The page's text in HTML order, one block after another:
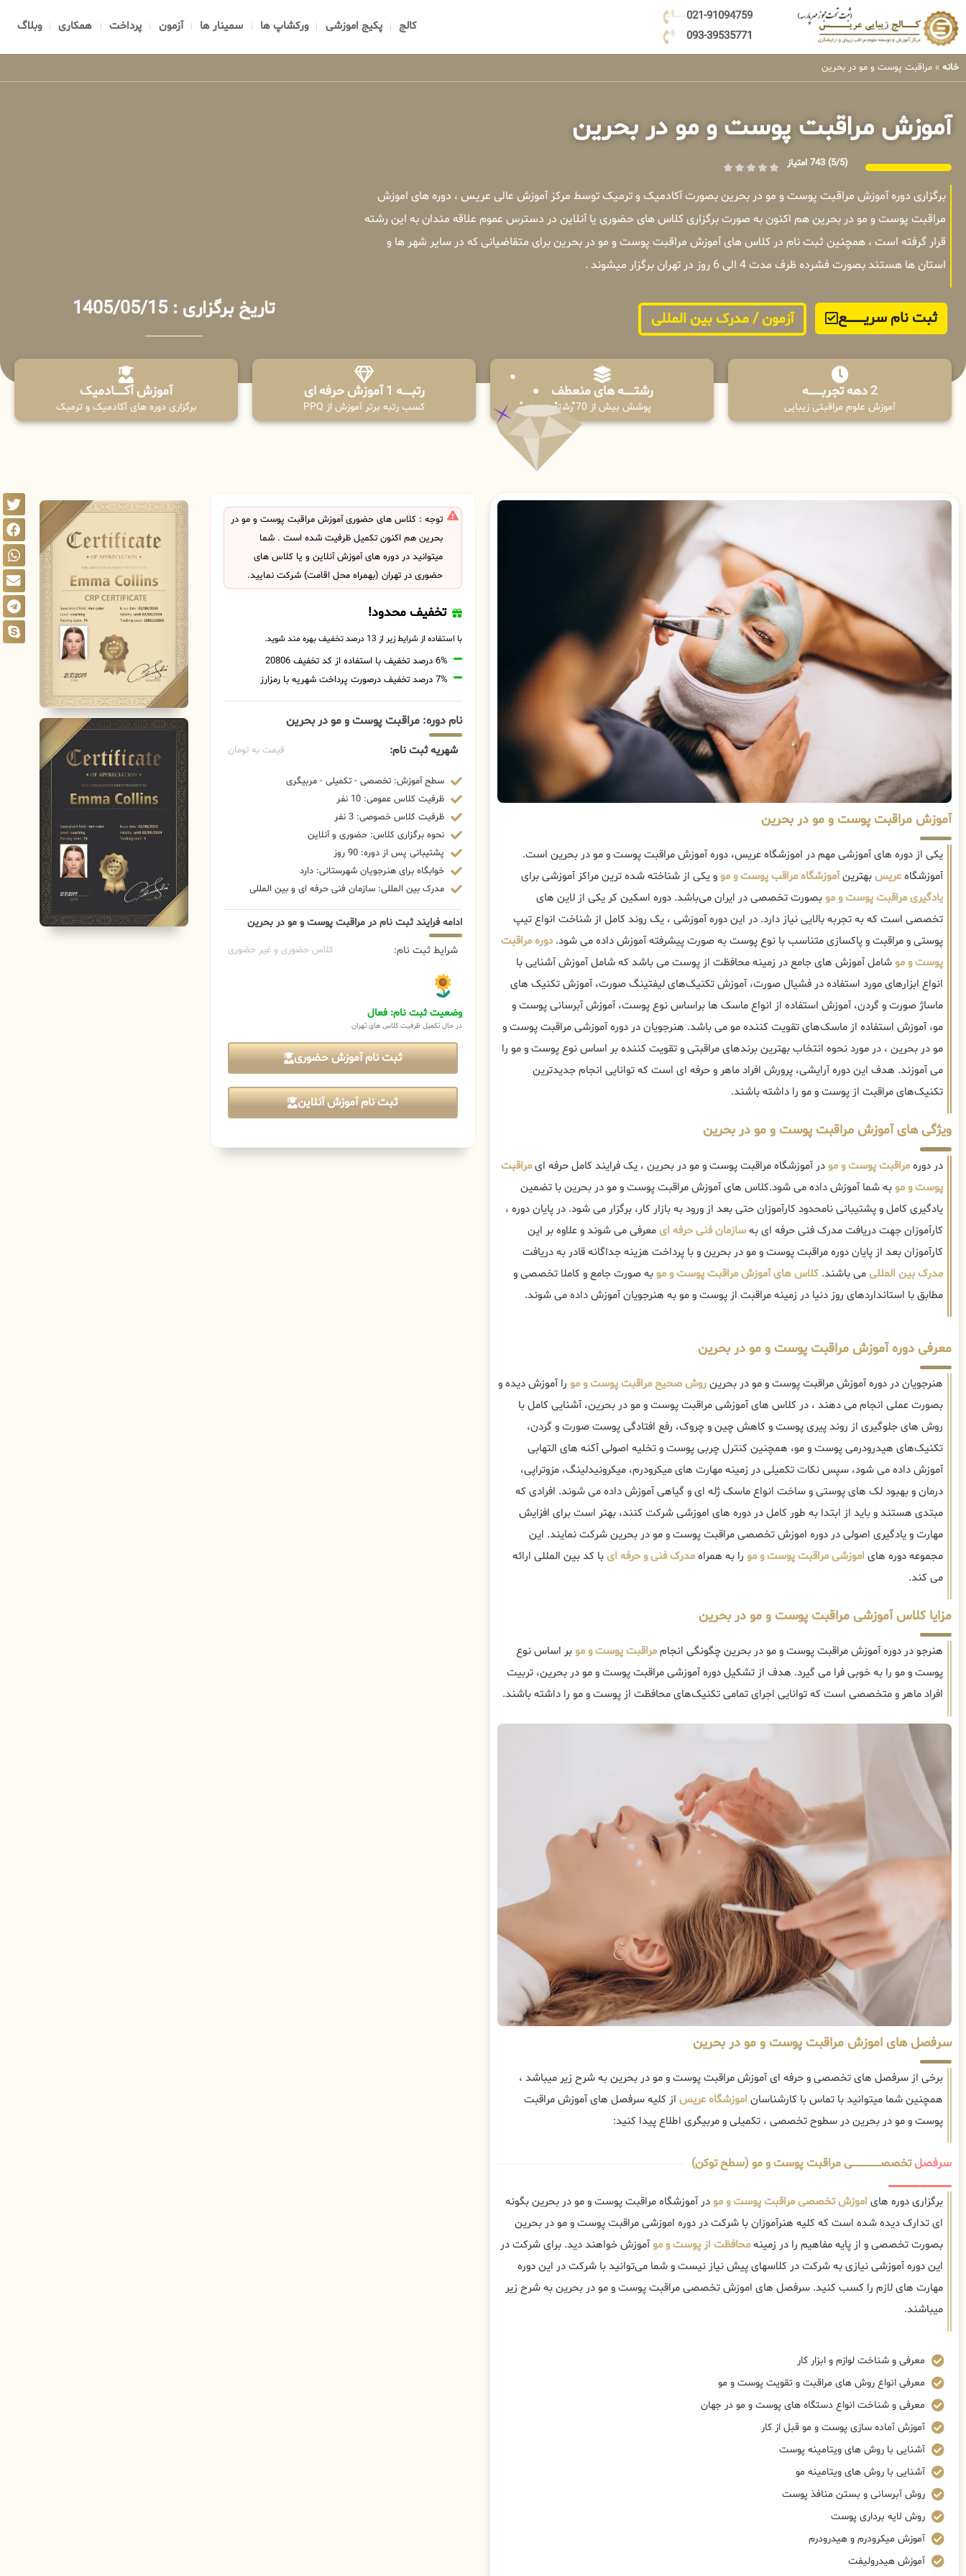
021-91094759
093-39535771
کالج پکیج اموزشی ورکشاپ ها سمینار ها آزمون پرداخت همکاری وبلاگ
خانه » مراقبت پوست و مو در بحرین
آموزش مراقبت پوست و مو در بحرین
(5/5) 743 امتیاز
برگزاری دوره آموزش مراقبت پوست و مو در بحرین بصورت آکادمیک و ترمیک توسط مرکز آموزش عالی عریس ، دوره های اموزش
مراقبت پوست و مو در بحرین هم اکنون به صورت برگزاری کلاس های حضوری یا آنلاین در دسترس عموم علاقه مندان به این رشته
قرار گرفته است ، همچنین ثبت نام در کلاس های آموزش مراقبت پوست و مو در بحرین برای متقاضیانی که در سایر شهر ها و
استان ها هستند بصورت فشرده ظرف مدت 4 الی 6 روز در تهران برگزار میشوند .
ثبت نام سریــــــــــــع آزمون / مدرک بین المللی تاریخ برگزاری : 1405/05/15
2 دهه تجربـــــــــه
آموزش علوم مراقبتی زیبایی
رشتـــــــه های منعطف
پوشش بیش از 70 رشته
رتبــــــه 1 آموزش حرفه ای
کسب رتبه برتر آموزش از PPQ
آموزش آکـــــــادمیک
برگزاری دوره های آکادمیک و ترمیک
آموزش مراقبت پوست و مو در بحرین
یکی از دوره های آموزشی مهم در اموزشگاه عریس، دوره آموزش مراقبت پوست و مو در بحرین است.
آموزشگاهعریسبهترینآموزشگاه مراقب پوست و موو یکی از شناخته شده ترین مراکز آموزشی برای
یادگیری مراقبت پوست و موبصورت تخصصی در ایران می‌باشد. دوره اسکین کر یکی از لاین های
تخصصی است که به تجربه بالایی نیاز دارد. در این دوره آموزشی ، یک روند کامل از شناخت انواع تیپ
پوستی و مراقبت و پاکسازی متناسب با نوع پوست به صورت پیشرفته آموزش داده می شود.دوره مراقبت
پوست و موشامل آموزش های جامع در زمینه محافظت از پوست می باشد که شامل آموزش آشنایی با
انواع ابزارهای مورد استفاده در فشیال صورت، آموزش تکنیک‌های لیفتینگ صورت، آموزش تکنیک های
ماساژ صورت و گردن، آموزش استفاده از انواع ماسک ها براساس نوع پوست، آموزش آبرسانی پوست و
مو، آموزش استفاده از ماسک‌های تقویت کننده مو می باشد. هنرجویان در دوره آموزشی مراقبت پوست و
مو در بحرین ، در مورد نحوه انتخاب بهترین برندهای مراقبتی و تقویت کننده بر اساس نوع پوست و مو را
می آموزند. هدف این دوره آرایشی، پرورش افراد ماهر و حرفه ای است که توانایی انجام جدیدترین
تکنیک‌های مراقبت از پوست و مو را داشته باشند.
ویژگی های آموزش مراقبت پوست و مو در بحرین
در دورهمراقبت پوست و مودر آموزشگاه مراقبت پوست و مو در بحرین ، یک فرایند کامل حرفه ایمراقبت
پوست و موبه شما آموزش داده می شود.کلاس های آموزش مراقبت پوست و مو در بحرین با تضمین
یادگیری کامل و پشتیبانی نامحدود کارآموزان حتی بعد از ورود به بازار کار، برگزار می شود. در پایان دوره ،
کارآموزان جهت دریافت مدرک فنی حرفه ای بهسازمان فنی حرفه ایمعرفی می شوند و علاوه بر این
کارآموزان بعد از پایان دوره مراقبت پوست و مو در بحرین و با پرداخت هزینه جداگانه قادر به دریافت
مدرک بین المللیمی باشند. کلاس های آموزش مراقبت پوست و موبه صورت جامع و کاملا تخصصی و
مطابق با استانداردهای روز دنیا در زمینه مراقبت از پوست و مو به هنرجویان آموزش داده می شوند.
معرفی دوره آموزش مراقبت پوست و مو در بحرین
هنرجویان در دوره آموزش مراقبت پوست و مو در بحرینروش صحیح مراقبت پوست و مو را آموزش دیده و
بصورت عملی انجام می دهند ، در کلاس های آموزشی مراقبت پوست و مو در بحرین، آشنایی کامل با
روش های جلوگیری از روند پیری پوست و کاهش چین و چروک، رفع افتادگی پوست صورت و گردن،
تکنیک‌های هیدرودرمی پوست و مو، همچنین کنترل چربی پوست و تخلیه اصولی آکنه های التهابی
آموزش داده می شود، سپس نکات تکمیلی در زمینه مهارت های میکرودرم، میکرونیدلینگ، مزوتراپی،
درمان و بهبود لک های پوستی و ساخت انواع ماسک ژله ای و گیاهی آموزش داده می شوند. افرادی که
مبتدی هستند و باید از ابتدا به طور کامل در دوره های اموزشی شرکت کنند، بهتر است برای افزایش
مهارت و یادگیری اصولی در دوره اموزش تخصصی مراقبت پوست و مو در بحرین شرکت نمایند. این
مجموعه دوره های اموزشی مراقبت پوست و مو را به همراهمدرک فنی و حرفه ایبا کد بین المللی ارائه
می کند.
مزایا کلاس آموزشی مراقبت پوست و مو در بحرین
هنرجو در دوره آموزش مراقبت پوست و مو در بحرین چگونگی انجاممراقبت پوست و موبر اساس نوع
پوست و مو را به خوبی فرا می گیرد. هدف از تشکیل دوره آموزشی مراقبت پوست و مو در بحرین، تربیت
افراد ماهر و متخصصی است که توانایی اجرای تمامی تکنیک‌های محافظت از پوست و مو را داشته باشند.
سرفصل های اموزش مراقبت پوست و مو در بحرین
برخی از سرفصل های تخصصی و حرفه ای آموزش مراقبت پوست و مو در بحرین به شرح زیر میباشد ،
همچنین شما میتوانید با تماس با کارشناسان اموزشگاه عریس از کلیه سرفصل های آموزش مراقبت
پوست و مو در بحرین در سطوح تخصصی ، تکمیلی و مربیگری اطلاع پیدا کنید:
سرفصلتخصصــــــــــــــــــــی مراقبت پوست و مو (سطح توکن)
برگزاری دوره های اموزش تخصصی مراقبت پوست و مودر آموزشگاه مراقبت پوست و مو در بحرین بگونه
ای تدارک دیده شده است که کلیه هنرآموزان با شرکت در دوره اموزشی مراقبت پوست و مو در بحرین
بصورت تخصصی و از پایه مفاهیم را در زمینهمحافظت از پوست و موآموزش خواهند دید. برای شرکت در
این دوره آموزشی نیازی به شرکت در کلاسهای پیش نیاز نیست و شما می‌توانید با شرکت در این دوره
مهارت های لازم را کسب کنید. سرفصل های اموزش تخصصی مراقبت پوست و مو در بحرین به شرح زیر
میباشند.
معرفی و شناخت لوازم و ابزار کار
معرفی انواع روش های مراقبت و تقویت پوست و مو
معرفی و شناخت انواع دستگاه های پوست و مو در جهان
آموزش آماده سازی پوست و مو قبل از کار
آشنایی با روش های ویتامینه پوست
آشنایی با روش های ویتامینه مو
روش آبرسانی و بستن منافذ پوست
روش لایه برداری پوست
آموزش میکرودرم و هیدرودرم
آموزش هیدرولیفت
توجه : کلاس های حضوری آموزش مراقبت پوست و مو در
بحرین هم اکنون تکمیل ظرفیت شده است . شما
میتوانید در دوره های آموزش آنلاین و یا کلاس های
حضوری در تهران (بهمراه محل اقامت) شرکت نمایید.
تخفیف محدود!
با استفاده از شرایط زیر از 13 درصد تخفیف بهره مند شوید.
6% درصد تخفیف با استفاده از کد تخفیف 20806
7% درصد تخفیف درصورت پرداخت شهریه با رمزارز
نام دوره: مراقبت پوست و مو در بحرین
شهریه ثبت نام: قیمت به تومان
سطح آموزش: تخصصی - تکمیلی - مربیگری
ظرفیت کلاس عمومی: 10 نفر
ظرفیت کلاس خصوصی: 3 نفر
نحوه برگزاری کلاس: حضوری و آنلاین
پشتیبانی پس از دوره: 90 روز
خوابگاه برای هنرجویان شهرستانی: دارد
مدرک بین المللی: سازمان فنی حرفه ای و بین المللی
ادامه فرایند ثبت نام در مراقبت پوست و مو در بحرین
شرایط ثبت نام: کلاس حضوری و غیر حضوری
وضعیت ثبت نام: فعال
در حال تکمیل ظرفیت کلاس های تهران
ثبت نام آموزش حضوری
ثبت نام آموزش آنلاین